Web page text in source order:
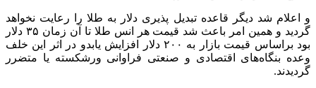
و اعلام شد دیگر قاعده تبدیل پذیری دلار به طلا را رعایت نخواهد
گردید و همین امر باعث شد قیمت هر انس طلا تا آن زمان ۳۵ دلار
بود براساس قیمت بازار به ۲۰۰ دلار افزایش یابدو در اثر این خلف
وعده بنگاه‌های اقتصادی و صنعتی فراوانی ورشکسته یا متضرر
گردیدند.